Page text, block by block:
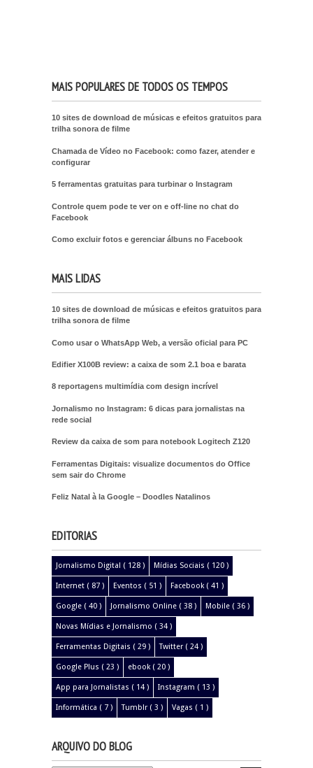
MAIS POPULARES DE TODOS OS TEMPOS
10 sites de download de músicas e efeitos gratuitos para
trilha sonora de filme
Chamada de Vídeo no Facebook: como fazer, atender e
configurar
5 ferramentas gratuitas para turbinar o Instagram
Controle quem pode te ver on e off-line no chat do
Facebook
Como excluir fotos e gerenciar álbuns no Facebook
MAIS LIDAS
10 sites de download de músicas e efeitos gratuitos para
trilha sonora de filme
Como usar o WhatsApp Web, a versão oficial para PC
Edifier X100B review: a caixa de som 2.1 boa e barata
8 reportagens multimídia com design incrível
Jornalismo no Instagram: 6 dicas para jornalistas na
rede social
Review da caixa de som para notebook Logitech Z120
Ferramentas Digitais: visualize documentos do Office
sem sair do Chrome
Feliz Natal à la Google – Doodles Natalinos
EDITORIAS
Jornalismo Digital ( 128 ) Mídias Sociais ( 120 )
Internet ( 87 ) Eventos ( 51 ) Facebook ( 41 )
Google ( 40 ) Jornalismo Online ( 38 ) Mobile ( 36 )
Novas Mídias e Jornalismo ( 34 )
Ferramentas Digitais ( 29 ) Twitter ( 24 )
Google Plus ( 23 ) ebook ( 20 )
App para Jornalistas ( 14 ) Instagram ( 13 )
Informática ( 7 ) Tumblr ( 3 ) Vagas ( 1 )
ARQUIVO DO BLOG